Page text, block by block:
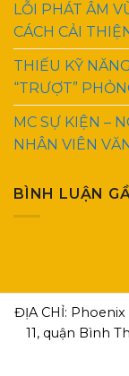
LỖI PHÁT ÂM
CÁCH CẢI
THIẾU KỸ
“TRƯỢT”
MC SỰ KIỆN –
NHÂN VIÊN
BÌNH LUẬN
ĐỊA CHỈ:
11, quận Bình